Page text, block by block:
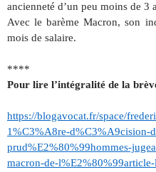
ancienneté d’un peu moins de 3
Avec le barème Macron, son
mois de salaire.
****
Pour lire l’intégralité de la
https://blogavocat.fr/space/
1%C3%A8re-d%C3%A9cision-
prud%E2%80%99hommes-
macron-de-